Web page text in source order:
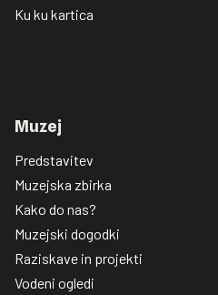
Ku ku kartica
Muzej
Predstavitev
Muzejska zbirka
Kako do nas?
Muzejski dogodki
Raziskave in projekti
Vodeni ogledi